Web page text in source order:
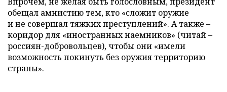
обещал амнистию тем, кто «сложит оружие
и не совершал тяжких преступлений». А также –
коридор для «иностранных наемников» (читай –
россиян-добровольцев), чтобы они «имели
возможность покинуть без оружия территорию
страны».